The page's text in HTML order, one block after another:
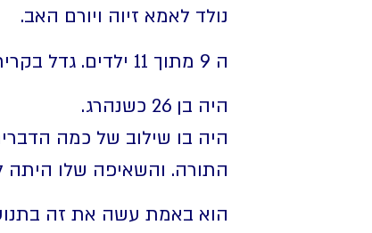
נולד לאמא זיוה ויורם האב.
ה 9 מתוך 11 ילדים. גדל בקרית משה בירושלים.
היה בן 26 כשנהרג.
היה בו שילוב של כמה
התורה. והשאיפה שלו היתה
הוא באמת עשה את זה